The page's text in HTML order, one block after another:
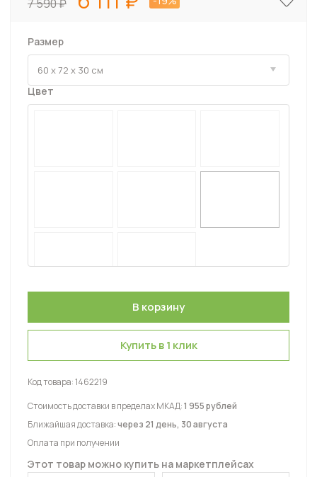
7 590
Размер
Цвет
Купить в 1 клик
Код товара:1462219
Стоимость доставки в пределах МКАД:1 955 рублей
Ближайшая доставка:через 21 день, 30 августа
Оплата при получении
Этот товар можно купить на маркетплейсах